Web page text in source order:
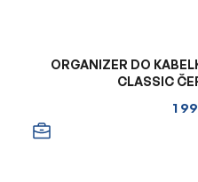
ORGANIZER DO
CLASSIC
1